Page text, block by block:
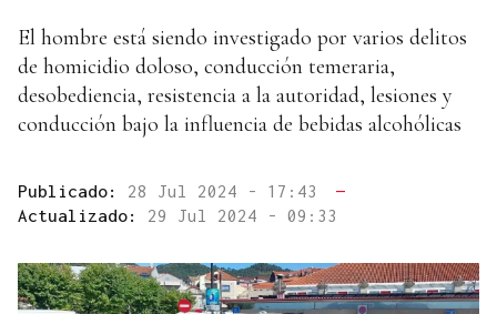
El hombre está siendo investigado por varios delitos
de homicidio doloso, conducción temeraria,
desobediencia, resistencia a la autoridad, lesiones y
conducción bajo la influencia de bebidas alcohólicas
Publicado: 28 Jul 2024 - 17:43
—
Actualizado: 29 Jul 2024 - 09:33